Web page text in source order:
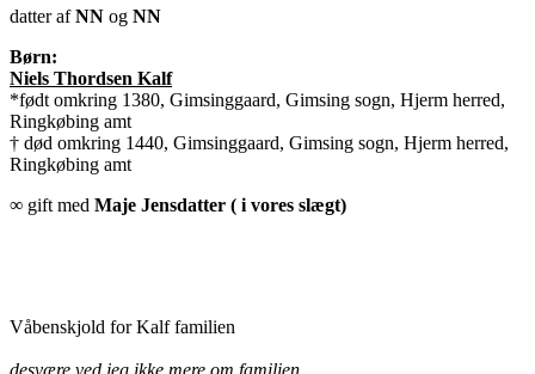
datter afNN og NN
Børn:
Niels Thordsen Kalf
*født omkring 1380, Gimsinggaard, Gimsing sogn, Hjerm herred,
Ringkøbing amt
† død omkring 1440, Gimsinggaard, Gimsing sogn, Hjerm herred,
Ringkøbing amt
∞ gift med Maje Jensdatter ( i vores slægt)
Våbenskjold for Kalf familien
desvære ved jeg ikke mere om familien